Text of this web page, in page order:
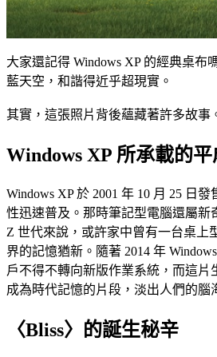
大家還記得 Windows XP 的經典桌布
藍天空，和諧得近乎超現實。
其實，這張照片背後蘊藏著許多故事
Windows XP 所承載的
Windows XP 於 2001 年 10 月 25 日
性迅速普及。那時筆記型電腦還屬新
Z 世代來說，或許家中曾有一台桌上
界的記憶猶新。隨著 2014 年
戶不得不轉向新版作業系統，而這片
成為時代記憶的片段，淡出人們的腦
〈Bliss〉的誕生秘辛